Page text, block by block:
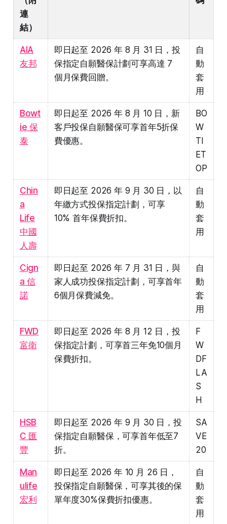
連
結）
AIA
友邦
即日起至 2026 年 8 月 31 日，投
保指定自願醫保計劃可享高達 7
個月保費回贈。
自
動
套
用
Bowt
ie 保
泰
即日起至 2026 年 8 月 10 日，新
客戶投保自願醫保可享首年5折保
費優惠。
BO
W
TI
ET
OP
Chin
a
Life
中國
人壽
即日起至 2026 年 9 月 30 日，以
年繳方式投保指定計劃，可享
10% 首年保費折扣。
自
動
套
用
Cign
a 信
諾
即日起至 2026 年 7 月 31 日，與
家人成功投保指定計劃，可享首年
6個月保費減免。
自
動
套
用
FWD
富衛
即日起至 2026 年 8 月 12 日，投
保指定計劃，可享首三年免10個月
保費折扣。
F
W
DF
LA
S
H
HSB
C 匯
豐
即日起至 2026 年 9 月 30 日，投
保指定自願醫保，可享首年低至7
折。
SA
VE
20
Man
ulife
宏利
即日起至 2026 年 10 月 26 日，
投保指定自願醫保，可享其後的保
單年度30%保費折扣優惠。
自
動
套
用